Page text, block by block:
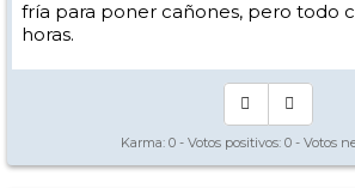
fría para poner cañones, pero todo
horas.
Karma: 0 - Votos positivos: 0 - Votos